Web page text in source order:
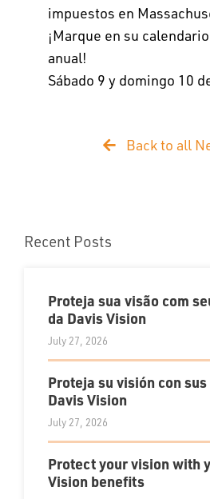
impuestos en
¡Marque en su
anual!
Sábado 9 y domingo 10
Back to all
Recent Posts
Proteja sua visão com
da Davis Vision
July 27, 2026
Proteja su visión con
Davis Vision
July 27, 2026
Protect your vision with
Vision benefits